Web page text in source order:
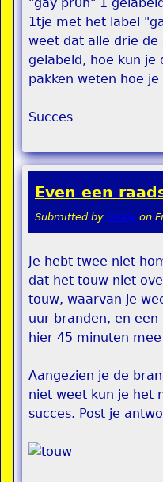
1tje met het label
weet dat alle drie de
gelabeld, hoe kun je
pakken weten hoe
Succes
Even een
Submitted by teddy on
Je hebt twee niet
dat het touw niet
touw, waarvan je
uur branden, en een
hier 45 minuten
Aangezien je de
niet weet kun je het
succes. Post je